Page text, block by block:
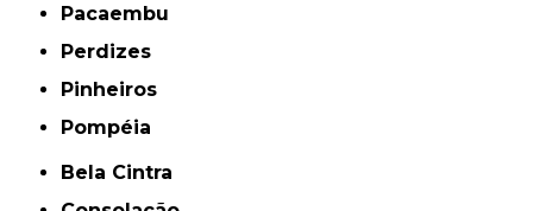
Pacaembu
Perdizes
Pinheiros
Pompéia
Bela Cintra